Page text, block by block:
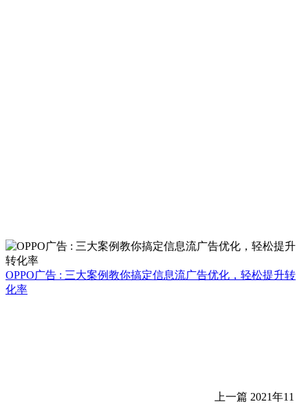
OPPO广告 : 三大案例教你搞定信息流广告优化，轻松提升转
化率
上一篇 2021年11